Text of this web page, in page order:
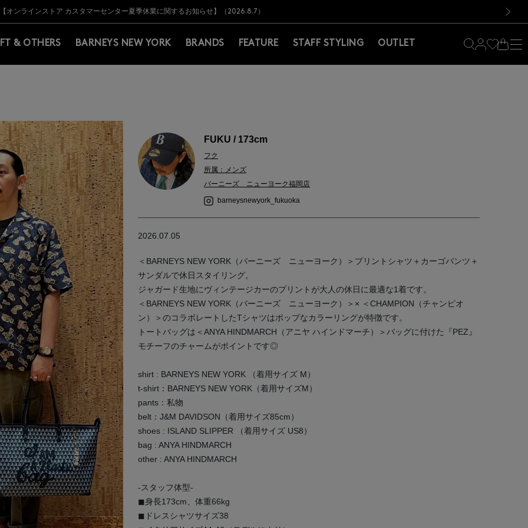
BARNEYS＞会員のお客様は11,000円（税込）以上のお買上げで常時送料無料！お買い物の際は会員登録を！
【夏季休業に伴う出荷一時停止のお知らせ】(2026.8.7)
【オンラインストア カスタマーセンター夏季休業に関するお知らせ】（2026.8.7）
【夏季休業に伴う返品・交換承り一時停止のお知らせ】（2026.8.5）
熊本県を中心とした地震の影響によるお荷物のお届けについて
【開催中】SUMMER SALEのご案内・ご注意事項
BARNEYS＞会員のお客様は11,000円（税込）以上のお買上げで常時送料無料！お買い物の際は会員登録を！
【夏季休業に伴う出荷一時停止のお知らせ】(2026.8.7)
& OTHERS BARNEYS NEW YORK BRANDS FEATURE STAFF STYLING OUTLET
次の画像
FUKU / 173cm
フク
所属：メンズ
バーニーズ ニューヨーク福岡店
barneysnewyork_fukuoka
2026.07.05
＜BARNEYS NEW YORK（バーニーズ ニューヨーク）＞プリントシャツ＋カーゴパンツ＋
サンダルで休日スタイリング。
ジャガード生地にヴィンテージカーのプリントが大人の休日に最適な1着です。
＜BARNEYS NEW YORK（バーニーズ ニューヨーク）＞× ＜CHAMPION（チャンピオ
ン）＞のコラボレートしたTシャツはポップなカラーリングが特徴です。
トートバッグは＜ANYA HINDMARCH（アニヤ ハインドマーチ）＞バッグに付けた『PEZ』
モチーフのチャームがポイントです◎
shirt : BARNEYS NEW YORK （着用サイズ M）
t-shirt：BARNEYS NEW YORK（着用サイズM）
pants：私物
belt：J&M DAVIDSON（着用サイズ85cm）
shoes : ISLAND SLIPPER （着用サイズ US8）
bag : ANYA HINDMARCH
other : ANYA HINDMARCH
-スタッフ体型-
◼︎身長173cm、体重66kg
◼︎ドレスシャツサイズ38